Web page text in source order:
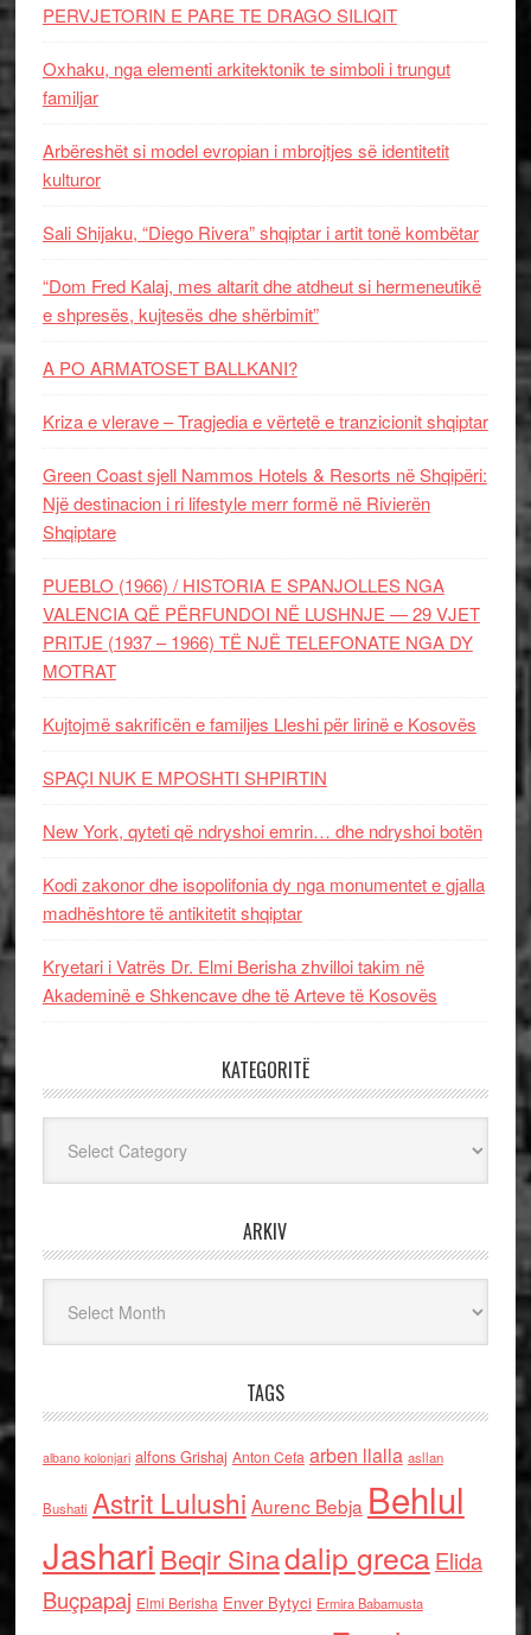
PERVJETORIN E PARE TE DRAGO SILIQIT
Oxhaku, nga elementi arkitektonik te simboli i trungut
familjar
Arbëreshët si model evropian i mbrojtjes së identitetit
kulturor
Sali Shijaku, “Diego Rivera” shqiptar i artit tonë kombëtar
“Dom Fred Kalaj, mes altarit dhe atdheut si hermeneutikë
e shpresës, kujtesës dhe shërbimit”
A PO ARMATOSET BALLKANI?
Kriza e vlerave – Tragjedia e vërtetë e tranzicionit shqiptar
Green Coast sjell Nammos Hotels & Resorts në Shqipëri:
Një destinacion i ri lifestyle merr formë në Rivierën
Shqiptare
PUEBLO (1966) / HISTORIA E SPANJOLLES NGA
VALENCIA QË PËRFUNDOI NË LUSHNJE — 29 VJET
PRITJE (1937 – 1966) TË NJË TELEFONATE NGA DY
MOTRAT
Kujtojmë sakrificën e familjes Lleshi për lirinë e Kosovës
SPAÇI NUK E MPOSHTI SHPIRTIN
New York, qyteti që ndryshoi emrin… dhe ndryshoi botën
Kodi zakonor dhe isopolifonia dy nga monumentet e gjalla
madhështore të antikitetit shqiptar
Kryetari i Vatrës Dr. Elmi Berisha zhvilloi takim në
Akademinë e Shkencave dhe të Arteve të Kosovës
KATEGORITË
ARKIV
TAGS
albano kolonjari alfons Grishaj Anton Cefa arben llalla asllan
Bushati Astrit Lulushi Aurenc Bebja Behlul
Jashari Beqir Sinadalip grecaElida
Buçpapaj Elmi Berisha Enver Bytyci Ermira Babamusta